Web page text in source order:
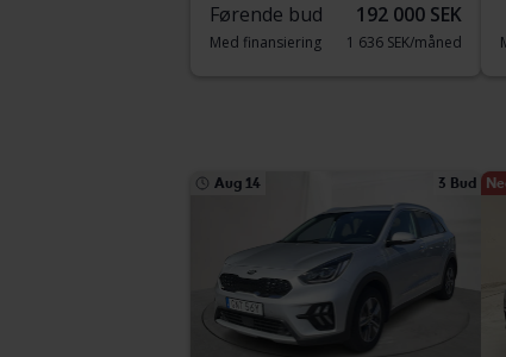
Førende bud 192 000 SEK
Med finansiering 1 636 SEK/måned
Aug 14 3 Bud